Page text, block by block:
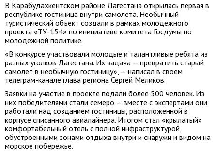
В Карабудахкентском районе Дагестана открылась первая в
республике гостиница внутри самолета. Необычный
туристический объект создали в рамках молодежного
проекта «ТУ-154» по инициативе комитета Госдумы по
молодежной политике.
«В конкурсе участвовали молодые и талантливые ребята из
разных уголков Дагестана. Их задача — превратить старый
самолет в необычную гостиницу», — написал в своем
телеграм-канале глава региона Сергей Меликов.
Заявки на участие в проекте подали более 500 человек. Из
них победителями стали семеро — вместе с экспертами они
работали над созданием гостиницы, расположенной в
корпусе списанного авиалайнера. Итогом стал «крылатый»
комфортабельный отель с полной инфраструктурой,
обустроенными зонами отдыха внутри и снаружи и видом на
морское побережье.